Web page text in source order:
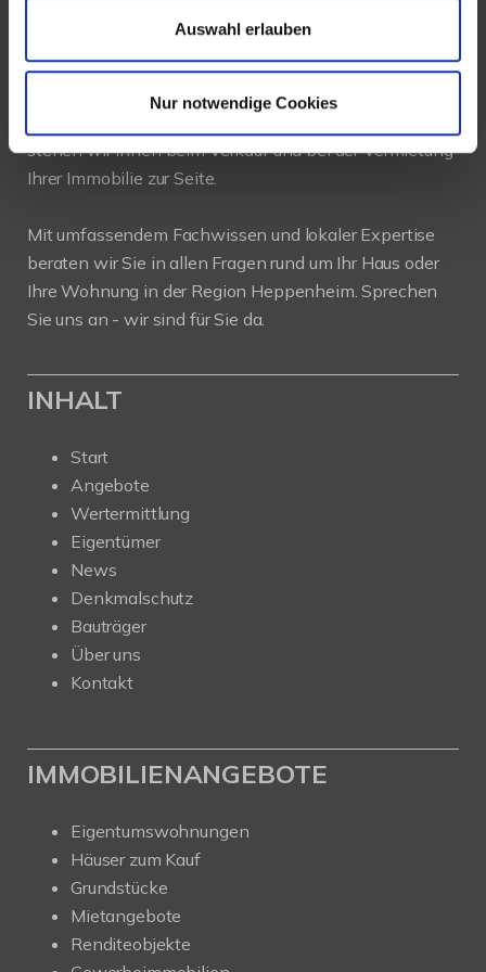
Auswahl erlauben
Nur notwendige Cookies
PROFIL
stehen wir Ihnen beim Verkauf und bei der Vermietung
Ihrer Immobilie zur Seite.
Mit umfassendem Fachwissen und lokaler Expertise
beraten wir Sie in allen Fragen rund um Ihr Haus oder
Ihre Wohnung in der Region Heppenheim. Sprechen
Sie uns an - wir sind für Sie da.
INHALT
Start
Angebote
Wertermittlung
Eigentümer
News
Denkmalschutz
Bauträger
Über uns
Kontakt
IMMOBILIENANGEBOTE
Eigentumswohnungen
Häuser zum Kauf
Grundstücke
Mietangebote
Renditeobjekte